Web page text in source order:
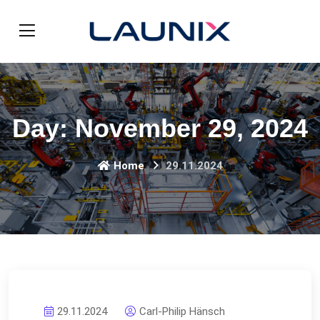
Day:November 29, 2024
Home 29.11.2024
29.11.2024
Carl-Philip Hänsch